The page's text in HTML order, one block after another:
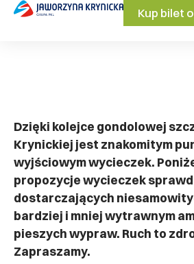
Kup bilet
Dzięki kolejce gondolowej
Krynickiej jest znakomitym
wyjściowym wycieczek.
propozycje wycieczek
dostarczających
bardziej i mniej wytrawnym
pieszych wypraw. Ruch to
Zapraszamy.